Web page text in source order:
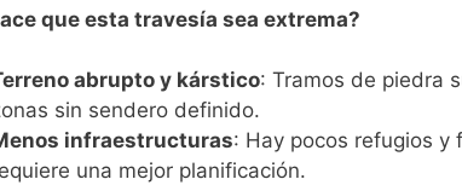
que esta travesía sea extrema?
abrupto y kárstico: Tramos de piedra
sin sendero definido.
infraestructuras: Hay pocos refugios y
una mejor planificación.